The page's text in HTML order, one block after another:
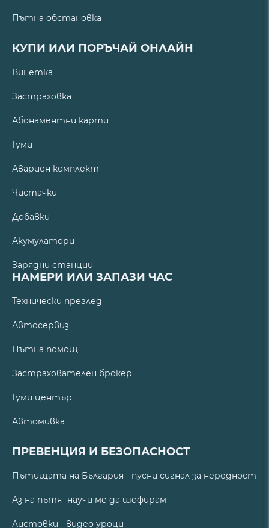
Пътна обстановка
КУПИ ИЛИ ПОРЪЧАЙ ОНЛАЙН
Винетка
Застраховка
Абонаментни карти
Гуми
Авариен комплект
Чистачки
Добавки
Акумулатори
Зарядни станции
НАМЕРИ ИЛИ ЗАПАЗИ ЧАС
Технически преглед
Автосервиз
Пътна помощ
Застрахователен брокер
Гуми център
Автомивка
ПРЕВЕНЦИЯ И БЕЗОПАСНОСТ
Пътищата на България - пусни сигнал за нередност
Аз на пътя- научи ме да шофирам
Листовки - видео уроци